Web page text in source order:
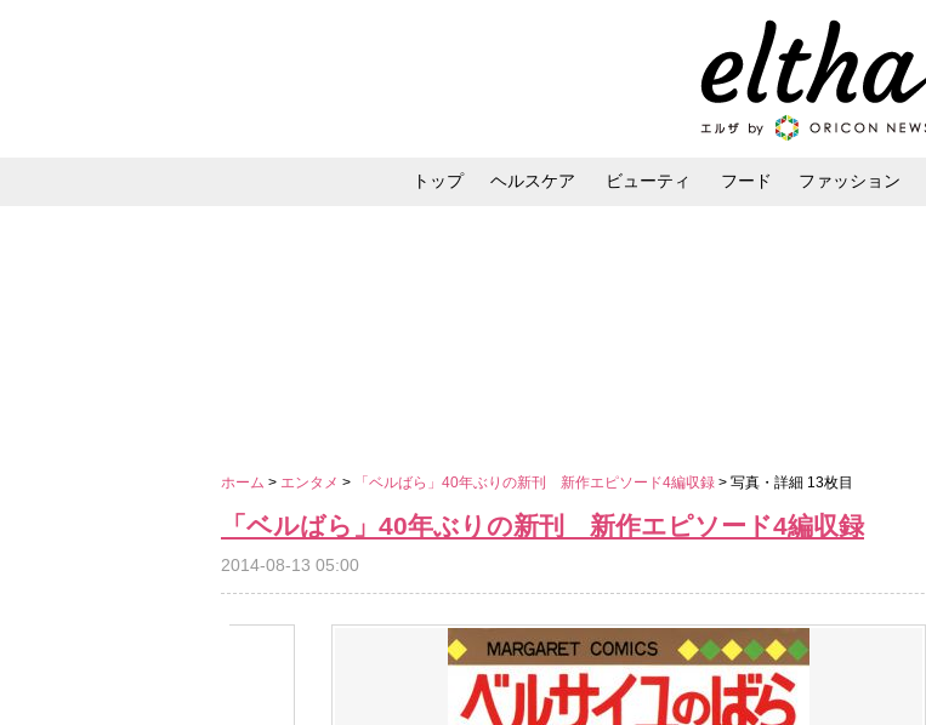
トップ ヘルスケア ビューティ フード ファッション
ホーム > エンタメ > 「ベルばら」40年ぶりの新刊 新作エピソード4編収録 > 写真・詳細 13枚目
「ベルばら」40年ぶりの新刊 新作エピソード4編収録
2014-08-13 05:00